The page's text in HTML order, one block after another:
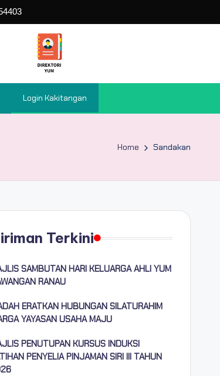
Login Kakitangan
Home Sandakan
Terkini
SAMBUTAN HARI KELUARGA AHLI YUM
RANAU
ERATKAN HUBUNGAN SILATURAHIM
YAYASAN USAHA MAJU
PENUTUPAN KURSUS INDUKSI
PENYELIA PINJAMAN SIRI III TAHUN